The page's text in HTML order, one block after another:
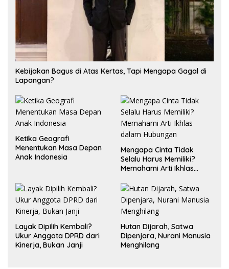
Kebijakan Bagus di Atas Kertas, Tapi Mengapa Gagal di
Lapangan?
Ketika Geografi
Menentukan Masa Depan
Anak Indonesia
Mengapa Cinta Tidak
Selalu Harus Memiliki?
Memahami Arti Ikhlas
Layak Dipilih Kembali?
Ukur Anggota DPRD dari
Kinerja, Bukan Janji
Hutan Dijarah, Satwa
Dipenjara, Nurani Manusia
Menghilang